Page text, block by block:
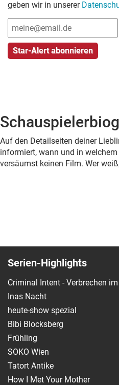
geben wir in unserer
Auf den Detailseiten deiner
informiert, wann und in
versäumst keinen Film. Wer
Serien-Highlights
Criminal Intent - Verbrechen
Inas Nacht
heute-show spezial
Bibi Blocksberg
Frühling
SOKO Wien
Tatort Antike
How I Met Your Mother